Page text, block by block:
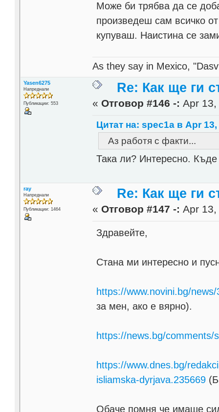
Може би трябва да се
произведеш сам всичко
купуваш. Наистина се
As they say in Mexico,
Yasen6275
Напреднали
Публикации: 553
Re: Как ще ги
« Отговор #146 -: Apr
Цитат на: spec1a в Apr
Аз работя с факти...
Така ли? Интересно.
ray
Напреднали
Публикации: 1464
Re: Как ще ги
« Отговор #147 -: Apr
Здравейте,
Стана ми интересно и
https://www.novini.bg/
за мен, ако е вярно).
https://news.bg/
https://www.dnes.bg/
isliamska-dyrjava.235669
Обаче помня че имаше